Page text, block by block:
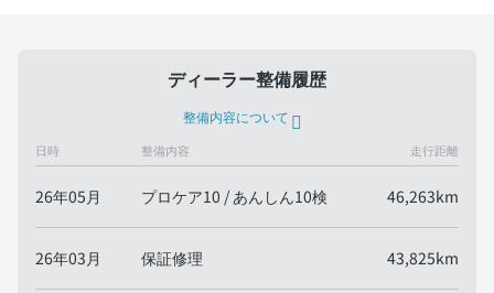
ディーラー整備履歴
整備内容について
日時 整備内容 走行距離
26年05月 プロケア10 / あんしん10検 46,263km
26年03月 保証修理 43,825km